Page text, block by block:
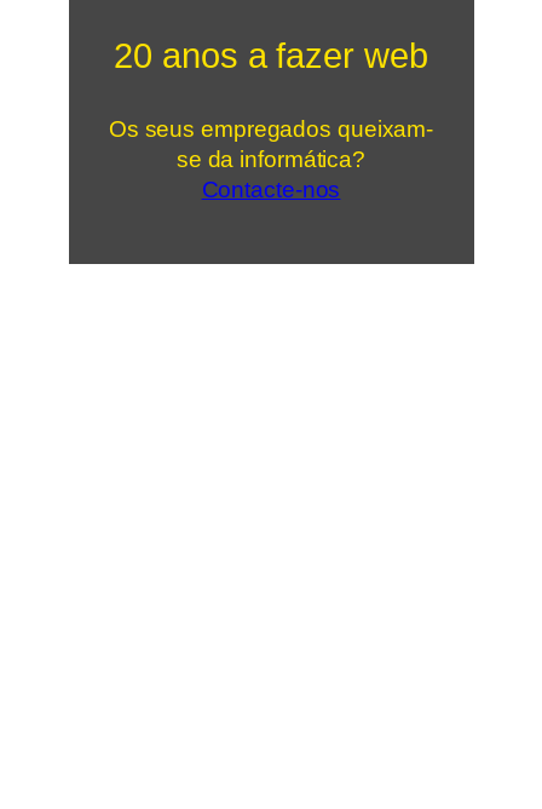
20 anos a fazer web
Os seus empregados queixam-
se da informática?
Contacte-nos